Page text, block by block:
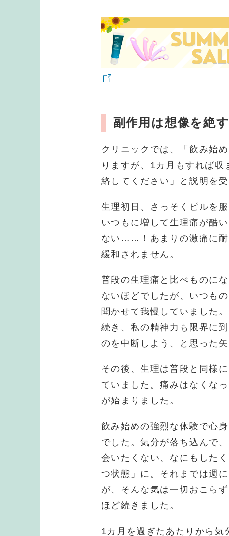
副作用は想像を絶
クリニックでは、「飲み始
りますが、1カ月もすれば
絡してください」と説明を受
生理初日、さっそくピルを
いつもに増して生理痛が酷
ない……！あまりの激痛に耐
緩和されません。
普段の生理痛と比べものに
ないほどでしたが、いつも
聞かせて我慢していました
続き、私の精神力も限界に
のを中断しよう、と思った
その後、生理は普段と同様
ていました。痛みはなくな
が始まりました。
飲み始めの強烈な体験で心
でした。気分が落ち込んで
会いたくない、なにもした
つ状態」に。それまでは週
が、そんな気は一切おこら
ほど続きました。
1カ月を過ぎたあたりから気